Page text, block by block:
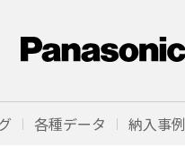
各種データ 納入事例